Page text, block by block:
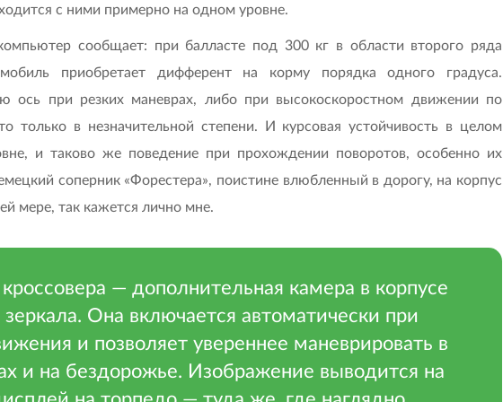
с ними примерно на одном уровне.
сообщает: при балласте под 300 кг в области второго ряда
приобретает дифферент на корму порядка одного градуса.
ось при резких маневрах, либо при высокоскоростном движении по
только в незначительной степени. И курсовая устойчивость в целом
и таково же поведение при прохождении поворотов, особенно их
соперник «Форестера», поистине влюбленный в дорогу, на корпус
мере, так кажется лично мне.
— дополнительная камера в корпусе
зеркала. Она включается автоматически при
и позволяет увереннее маневрировать в
и на бездорожье. Изображение выводится на